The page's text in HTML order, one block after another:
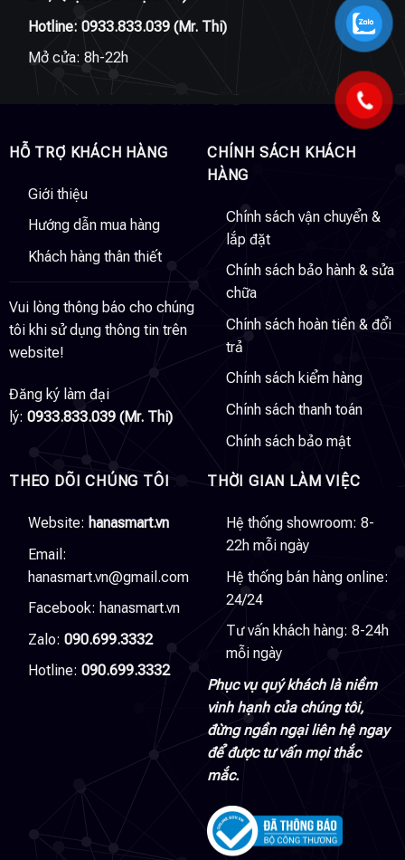
Hotline: 0933.833.039(Mr. Thi)
Mở cửa: 8h-22h
HỖ TRỢ KHÁCH HÀNG
Giới thiệu
Hướng dẫn mua hàng
Khách hàng thân thiết
Vui lòng thông báo cho chúng
tôi khi sử dụng thông tin trên
website!
Đăng ký làm đại
lý: 0933.833.039 (Mr. Thi)
CHÍNH SÁCH KHÁCH
HÀNG
Chính sách vận chuyển &
lắp đặt
Chính sách bảo hành & sửa
chữa
Chính sách hoàn tiền & đổi
trả
Chính sách kiểm hàng
Chính sách thanh toán
Chính sách bảo mật
THEO DÕI CHÚNG TÔI
Website: hanasmart.vn
Email:
hanasmart.vn@gmail.com
Facebook: hanasmart.vn
Zalo: 090.699.3332
Hotline: 090.699.3332
THỜI GIAN LÀM VIỆC
Hệ thống showroom: 8-
22h mỗi ngày
Hệ thống bán hàng online:
24/24
Tư vấn khách hàng: 8-24h
mỗi ngày
Phục vụ quý khách là niềm
vinh hạnh của chúng tôi,
đừng ngần ngại liên hệ ngay
để được tư vấn mọi thắc
mắc.